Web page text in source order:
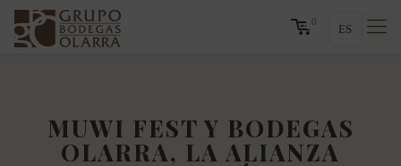
0
ES
MUWI FEST Y BODEGAS
OLARRA, LA ALIANZA